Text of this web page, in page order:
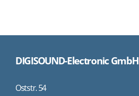
DIGISOUND-Electronic GmbH
Oststr. 54